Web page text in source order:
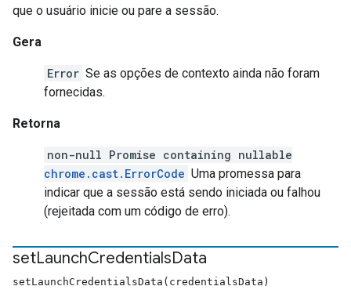
que o usuário inicie ou pare a sessão.
Gera
Error Se as opções de contexto ainda não foram
fornecidas.
Retorna
non-null Promise containing nullable
chrome.cast.ErrorCode Uma promessa para
indicar que a sessão está sendo iniciada ou falhou
(rejeitada com um código de erro).
setLaunchCredentialsData
setLaunchCredentialsData(credentialsData)